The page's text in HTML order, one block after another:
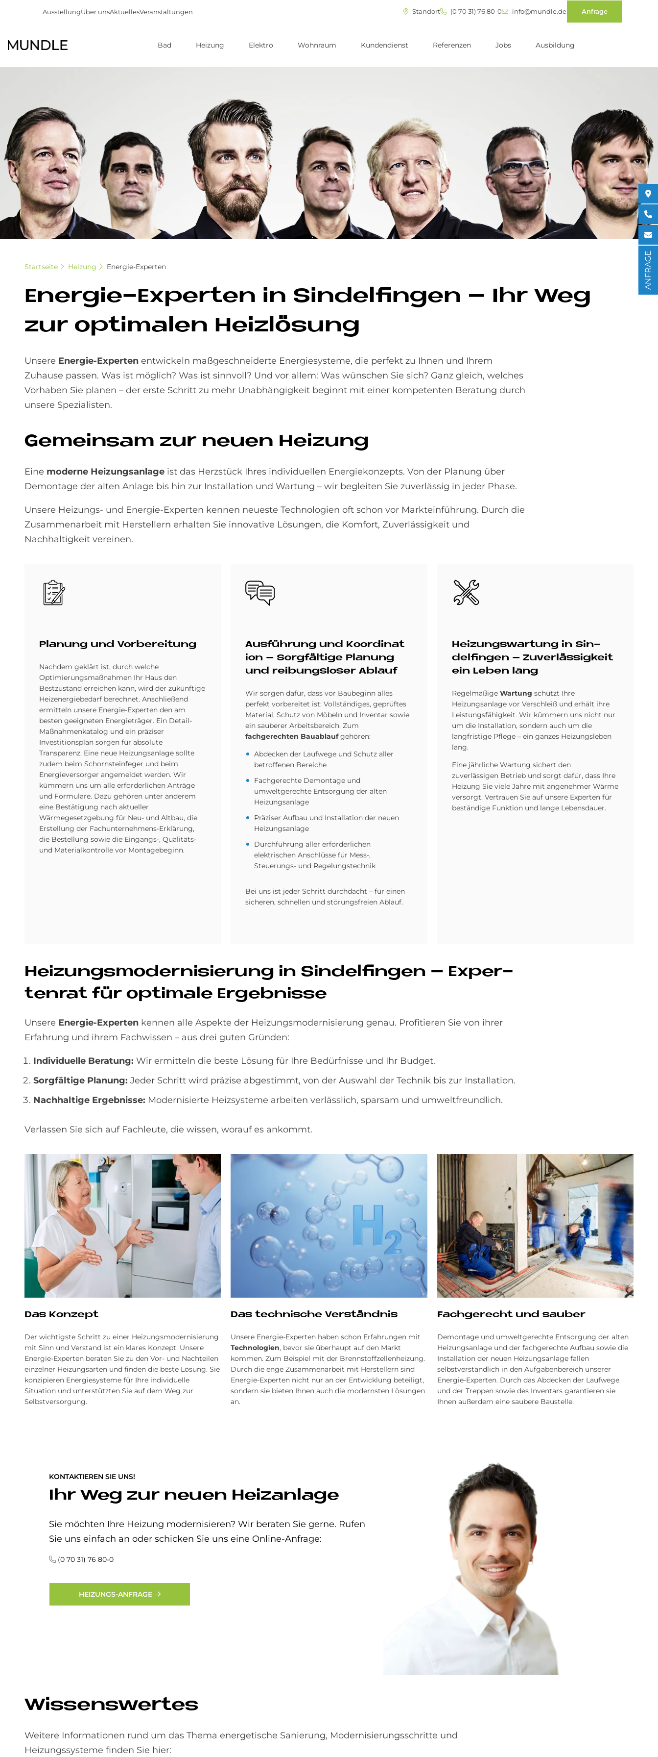
AusstellungÜber unsAktuellesVeranstaltungen Standort (0 70 31) 76 80-0 info@mundle.de Anfrage
Bad Heizung Elektro Wohnraum Kundendienst Referenzen Jobs Ausbildung
Startseite Heizung Energie-Experten
En­er­gie-Ex­per­ten in Sin­del­fin­gen – Ihr Weg
zur op­ti­ma­len Heiz­lö­sung
Unsere Energie-Experten entwickeln maßgeschneiderte Energiesysteme, die perfekt zu Ihnen und Ihrem
Zuhause passen. Was ist möglich? Was ist sinnvoll? Und vor allem: Was wünschen Sie sich? Ganz gleich, welches
Vorhaben Sie planen – der erste Schritt zu mehr Unabhängigkeit beginnt mit einer kompetenten Beratung durch
unsere Spezialisten.
Ge­mein­sam zur neu­en Hei­zung
Eine moderne Heizungsanlage ist das Herzstück Ihres individuellen Energiekonzepts. Von der Planung über
Demontage der alten Anlage bis hin zur Installation und Wartung – wir begleiten Sie zuverlässig in jeder Phase.
Unsere Heizungs- und Energie-Experten kennen neueste Technologien oft schon vor Markteinführung. Durch die
Zusammenarbeit mit Herstellern erhalten Sie innovative Lösungen, die Komfort, Zuverlässigkeit und
Nachhaltigkeit vereinen.
Bild
Pla­nung und Vor­be­rei­tung
Nachdem geklärt ist, durch welche
Optimierungsmaßnahmen Ihr Haus den
Bestzustand erreichen kann, wird der zukünftige
Heizenergiebedarf berechnet. Anschließend
ermitteln unsere Energie-Experten den am
besten geeigneten Energieträger. Ein Detail-
Maßnahmenkatalog und ein präziser
Investitionsplan sorgen für absolute
Transparenz. Eine neue Heizungsanlage sollte
zudem beim Schornsteinfeger und beim
Energieversorger angemeldet werden. Wir
kümmern uns um alle erforderlichen Anträge
und Formulare. Dazu gehören unter anderem
eine Bestätigung nach aktueller
Wärmegesetzgebung für Neu- und Altbau, die
Erstellung der Fachunternehmens-Erklärung,
die Bestellung sowie die Eingangs-, Qualitäts-
und Materialkontrolle vor Montagebeginn.
Bild
Aus­füh­rung und Ko­or­di­na­t
i­on – Sorg­fäl­ti­ge Pla­nung
und rei­bungs­lo­ser Ab­lauf
Wir sorgen dafür, dass vor Baubeginn alles
perfekt vorbereitet ist: Vollständiges, geprüftes
Material, Schutz von Möbeln und Inventar sowie
ein sauberer Arbeitsbereich. Zum
fachgerechten Bauablaufgehören:
Abdecken der Laufwege und Schutz aller
betroffenen Bereiche
Fachgerechte Demontage und
umweltgerechte Entsorgung der alten
Heizungsanlage
Präziser Aufbau und Installation der neuen
Heizungsanlage
Durchführung aller erforderlichen
elektrischen Anschlüsse für Mess-,
Steuerungs- und Regelungstechnik
Bei uns ist jeder Schritt durchdacht – für einen
sicheren, schnellen und störungsfreien Ablauf.
Bild
Hei­zungs­war­tung in Sin­
del­fin­gen – Zu­ver­läs­sig­keit
ein Le­ben lang
Regelmäßige Wartung schützt Ihre
Heizungsanlage vor Verschleiß und erhält ihre
Leistungsfähigkeit. Wir kümmern uns nicht nur
um die Installation, sondern auch um die
langfristige Pflege – ein ganzes Heizungsleben
lang.
Eine jährliche Wartung sichert den
zuverlässigen Betrieb und sorgt dafür, dass Ihre
Heizung Sie viele Jahre mit angenehmer Wärme
versorgt. Vertrauen Sie auf unsere Experten für
beständige Funktion und lange Lebensdauer.
Hei­zungs­mo­der­ni­sie­rung in Sin­del­fin­gen – Ex­per­
ten­rat für op­ti­ma­le Er­geb­nis­se
Unsere Energie-Experten kennen alle Aspekte der Heizungsmodernisierung genau. Profitieren Sie von ihrer
Erfahrung und ihrem Fachwissen – aus drei guten Gründen:
Individuelle Beratung: Wir ermitteln die beste Lösung für Ihre Bedürfnisse und Ihr Budget.
Sorgfältige Planung: Jeder Schritt wird präzise abgestimmt, von der Auswahl der Technik bis zur Installation.
Nachhaltige Ergebnisse: Modernisierte Heizsysteme arbeiten verlässlich, sparsam und umweltfreundlich.
Verlassen Sie sich auf Fachleute, die wissen, worauf es ankommt.
Das Kon­ze­pt
Der wichtigste Schritt zu einer Heizungsmodernisierung
mit Sinn und Verstand ist ein klares Konzept. Unsere
Energie-Experten beraten Sie zu den Vor- und Nachteilen
einzelner Heizungsarten und finden die beste Lösung. Sie
konzipieren Energie­systeme für Ihre individuelle
Situation und unterstützten Sie auf dem Weg zur
Selbstversorgung.
Das tech­ni­sche Ver­ständ­nis
Unsere Energie-Experten haben schon Erfahrungen mit
Technologien, bevor sie überhaupt auf den Markt
kommen. Zum Beispiel mit der Brenn­stoff­zellen­heizung.
Durch die enge Zusammenarbeit mit Herstellern sind
Energie-Experten nicht nur an der Entwicklung beteiligt,
sondern sie bieten Ihnen auch die modernsten Lösungen
an.
Fach­ge­recht und sau­ber
Demontage und umweltgerechte Entsorgung der alten
Heizungs­anlage und der fachgerechte Aufbau sowie die
Installation der neuen Heizungs­anlage fallen
selbstverständlich in den Aufgaben­bereich unserer
Energie-Experten. Durch das Abdecken der Laufwege
und der Treppen sowie des Inventars garantieren sie
Ihnen außerdem eine saubere Baustelle.
KONTAKTIEREN SIE UNS!
Ihr Weg zur neuen Heizanlage
Sie möchten Ihre Heizung modernisieren? Wir beraten Sie gerne. Rufen
Sie uns einfach an oder schicken Sie uns eine Online-Anfrage:
(0 70 31) 76 80-0
HEIZUNGS-ANFRAGE
Wis­sens­wer­tes
Weitere Informationen rund um das Thema energetische Sanierung, Modernisierungsschritte und
Heizungssysteme finden Sie hier:
ANFRAGE